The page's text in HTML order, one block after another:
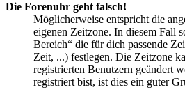
Die Forenuhr geht falsch!
Möglicherweise entspricht die
eigenen Zeitzone. In diesem Fall
Bereich“ die für dich passende
Zeit, ...) festlegen. Die Zeitzone
registrierten Benutzern geändert
registriert bist, ist dies ein guter